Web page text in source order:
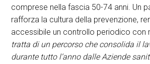
comprese nella fascia 50-74 anni. Un
rafforza la cultura della prevenzione,
accessibile un controllo periodico con
tratta di un percorso che consolida il
durante tutto l’anno dalle Aziende